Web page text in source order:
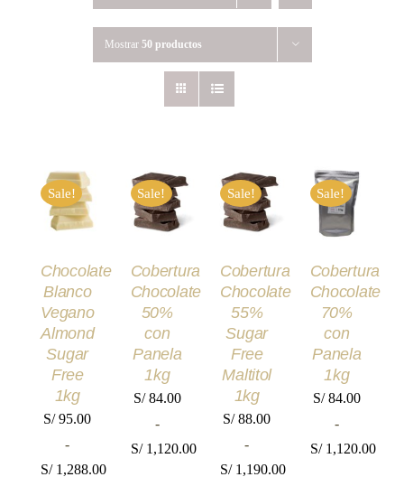
Mostrar 50 productos
Sale!
SELECCIONAR
OPCIONES
ESTE
PRODUCTO
VARIANTES.
LAS
OPCIONES
SE
PUEDEN
ELEGIR
EN
LA
PÁGINA
DE
/
DETALLES
Chocolate
Blanco
Vegano
Almond
Sugar
Free
1kg
S/95.00
-
S/1,288.00
Sale!
SELECCIONAR
OPCIONES
ESTE
PRODUCTO
VARIANTES.
LAS
OPCIONES
PUEDEN
ELEGIR
EN
LA
PÁGINA
DE
/
DETALLES
Cobertura
Chocolate
50%
con
Panela
1kg
S/84.00
-
S/1,120.00
Sale!
SELECCIONAR
OPCIONES
ESTE
PRODUCTO
VARIANTES.
LAS
OPCIONES
SE
PUEDEN
ELEGIR
EN
LA
PÁGINA
DE
/
DETALLES
Cobertura
Chocolate
55%
Sugar
Free
Maltitol
1kg
S/88.00
-
S/1,190.00
Sale!
OPCIONES
ESTE
LAS
OPCIONES
PUEDEN
ELEGIR
EN
LA
PÁGINA
DE
/
DETALLES
Cobertura
Chocolate
70%
con
Panela
1kg
S/84.00
-
S/1,120.00